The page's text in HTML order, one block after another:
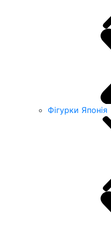
Фігурки Японія